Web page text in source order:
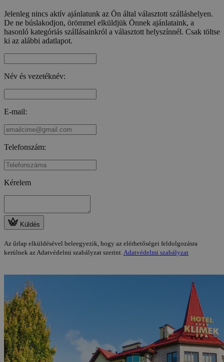
Jelenleg nincs aktív ajánlatunk az Ön által választott szálláshelyen.
De ne búslakodjon, örömmel elküldjük Önnek ajánlataink, a
hasonló kategóriás szállásainkról a választott helyszínnél. Csak töltse
ki az alábbi adatlapot.
Név és vezetéknév:
E-mail:
Telefonszám:
Kérelem
Küldés
Az űrlap elküldésével beleegyezik, hogy az elérhetőségei feldolgozásra
kerülnek az Adatvédelmi szabályzat szerint.Adatvédelmi szabályzat